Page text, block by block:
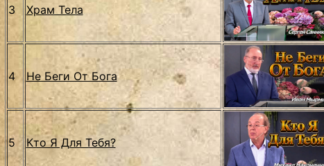
3 Храм Тела
4 Не Беги От Бога
5 Кто Я Для Тебя?